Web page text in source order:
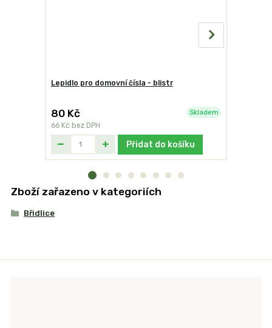
Lepidlo pro domovní čísla - blistr
80 Kč
66 Kč bez DPH
Skladem
Přidat do košíku
Zboží zařazeno v kategoriích
Břidlice